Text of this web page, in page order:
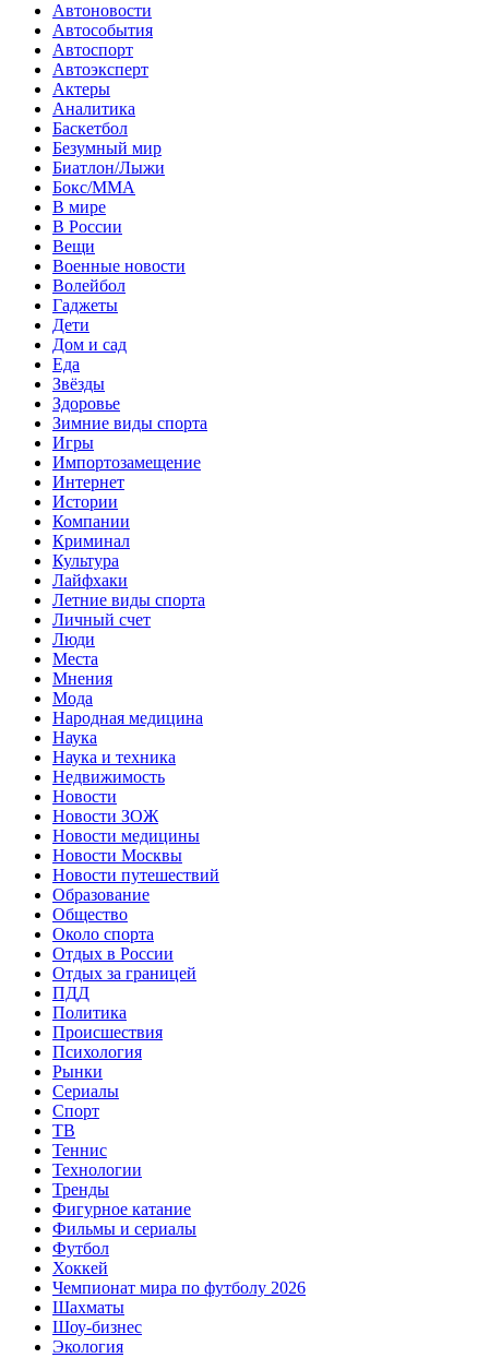
Автоновости
Автособытия
Автоспорт
Автоэксперт
Актеры
Аналитика
Баскетбол
Безумный мир
Биатлон/Лыжи
Бокс/MMA
В мире
В России
Вещи
Военные новости
Волейбол
Гаджеты
Дети
Дом и сад
Еда
Звёзды
Здоровье
Зимние виды спорта
Игры
Импортозамещение
Интернет
Истории
Компании
Криминал
Культура
Лайфхаки
Летние виды спорта
Личный счет
Люди
Места
Мнения
Мода
Народная медицина
Наука
Наука и техника
Недвижимость
Новости
Новости ЗОЖ
Новости медицины
Новости Москвы
Новости путешествий
Образование
Общество
Около спорта
Отдых в России
Отдых за границей
ПДД
Политика
Происшествия
Психология
Рынки
Сериалы
Спорт
ТВ
Теннис
Технологии
Тренды
Фигурное катание
Фильмы и сериалы
Футбол
Хоккей
Чемпионат мира по футболу 2026
Шахматы
Шоу-бизнес
Экология